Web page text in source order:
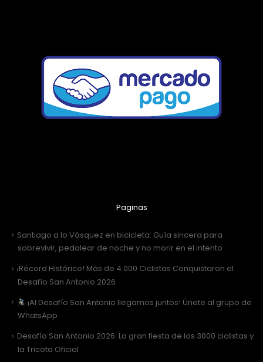
Paginas
Santiago a lo Vásquez en bicicleta: Guía sincera para
sobrevivir, pedalear de noche y no morir en el intento
¡Récord Histórico! Más de 4.000 Ciclistas Conquistaron el
Desafío San Antonio 2026
¡Al Desafío San Antonio llegamos juntos! Únete al grupo de
WhatsApp
Desafío San Antonio 2026: La gran fiesta de los 3000 ciclistas y
la Tricota Oficial